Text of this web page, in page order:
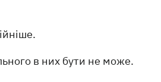
в них бути не може.